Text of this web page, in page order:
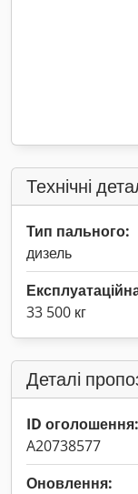
Технічні
Тип пального:
дизель
33 500 кг
Деталі
ID оголошення:
A20738577
Оновлення: